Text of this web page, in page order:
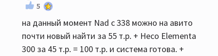
5
на данный момент Nad c 338 можно на авито
почти новый найти за 55 т.р. + Heco Elementa
300 за 45 т.р. = 100 т.р. и система готова. +